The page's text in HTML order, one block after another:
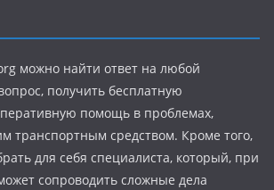
можно найти ответ на любой
получить бесплатную
помощь в проблемах,
транспортным средством. Кроме того,
для себя специалиста, который, при
сопроводить сложные дела